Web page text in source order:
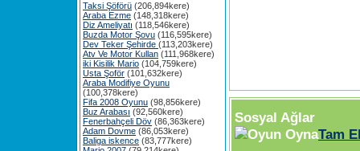
Taksi Şöförü (206,894kere)
Araba Ezme (148,318kere)
Diz Ameliyatı (118,546kere)
Buzda Motor Şovu (116,595kere)
Dev Teker Şehirde (113,203kere)
Atv Ve Motor Kullan (111,968kere)
iki Kisilik Mario (104,759kere)
Usta Şoför (101,632kere)
Araba Modifiye Oyunu
(100,378kere)
Fifa 2008 Oyunu (98,856kere)
Buz Arabası (92,560kere)
Fenerbahçeli Döv (86,363kere)
Adam Dovme (86,053kere)
Baliga iskence (83,777kere)
Sosyal Ağlar
Tam